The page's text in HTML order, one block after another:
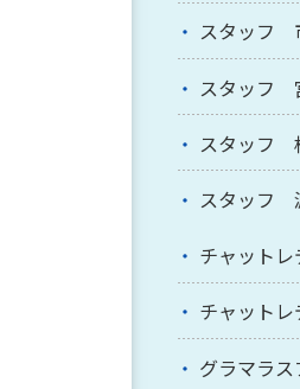
スタッフ
スタッフ
スタッフ
スタッフ
チャット
チャット
グラマラ